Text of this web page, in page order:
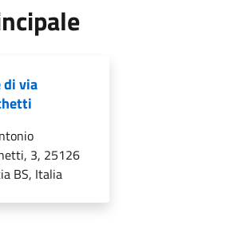
di via
3, 25126
BS, Italia